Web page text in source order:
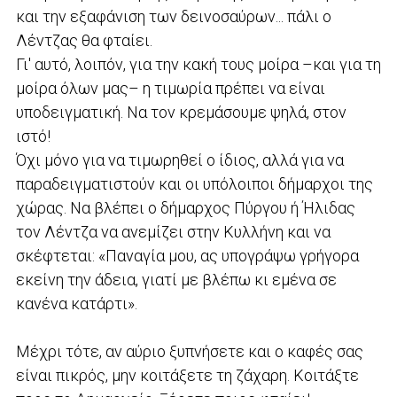
και την εξαφάνιση των δεινοσαύρων... πάλι ο
Λέντζας θα φταίει.
Γι' αυτό, λοιπόν, για την κακή τους μοίρα –και για τη
μοίρα όλων μας– η τιμωρία πρέπει να είναι
υποδειγματική. Να τον κρεμάσουμε ψηλά, στον
ιστό!
Όχι μόνο για να τιμωρηθεί ο ίδιος, αλλά για να
παραδειγματιστούν και οι υπόλοιποι δήμαρχοι της
χώρας. Να βλέπει ο δήμαρχος Πύργου ή Ήλιδας
τον Λέντζα να ανεμίζει στην Κυλλήνη και να
σκέφτεται: «Παναγία μου, ας υπογράψω γρήγορα
εκείνη την άδεια, γιατί με βλέπω κι εμένα σε
κανένα κατάρτι».
Μέχρι τότε, αν αύριο ξυπνήσετε και ο καφές σας
είναι πικρός, μην κοιτάξετε τη ζάχαρη. Κοιτάξτε